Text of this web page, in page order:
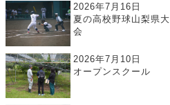
2026年7月16日
夏の高校野球山梨県大
会
2026年7月10日
オープンスクール